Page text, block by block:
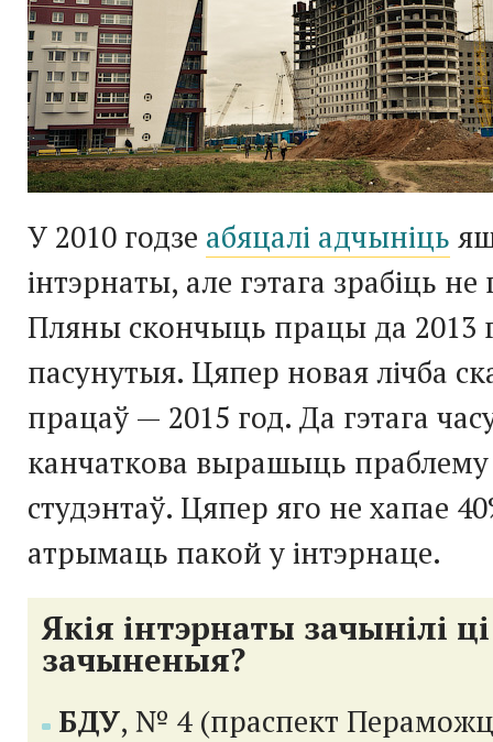
У 2010 годзе абяцалі адчыніць
інтэрнаты, але гэтага зрабіць не
Пляны скончыць працы да 2013
пасунутыя. Цяпер новая лічба
працаў — 2015 год. Да гэтага
канчаткова вырашыць
студэнтаў. Цяпер яго не хапае
атрымаць пакой у інтэрнаце.
Якія інтэрнаты зачынілі
зачыненыя?
БДУ, № 4 (праспект